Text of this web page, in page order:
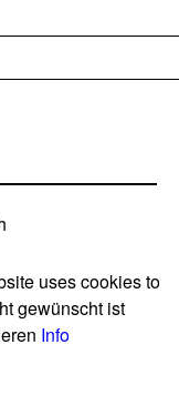
uses cookies to
gewünscht ist
Info